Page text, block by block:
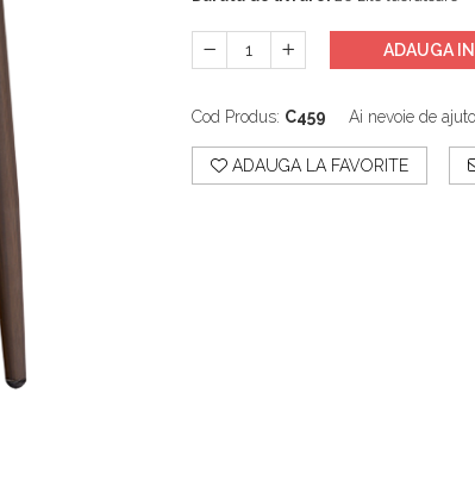
ADAUGA
Cod Produs: C459 Ai nevoie de
ADAUGA LA FAVORITE